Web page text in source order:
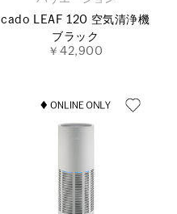
cado LEAF 120 空気清浄機
ブラック
￥42,900